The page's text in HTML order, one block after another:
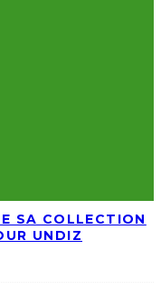
SA COLLECTION
UNDIZ